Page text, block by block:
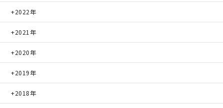
2022年
2021年
2020年
2019年
2018年